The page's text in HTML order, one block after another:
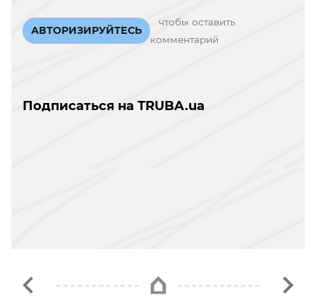
АВТОРИЗИРУЙТЕСЬ
чтобы оставить
комментарий
Подписаться на TRUBA.ua